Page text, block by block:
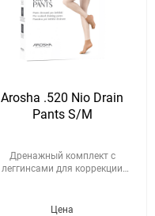
Arosha .520 Nio Drain
Pants S/M
Дренажный комплект с
леггинсами для коррекции
Цена